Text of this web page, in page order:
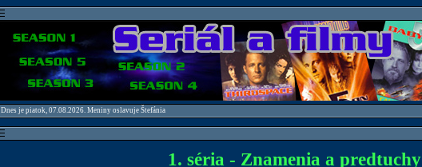
Dnes je piatok, 07.08.2026. Meniny oslavuje Štefánia
1. séria - Znamenia a predtuchy